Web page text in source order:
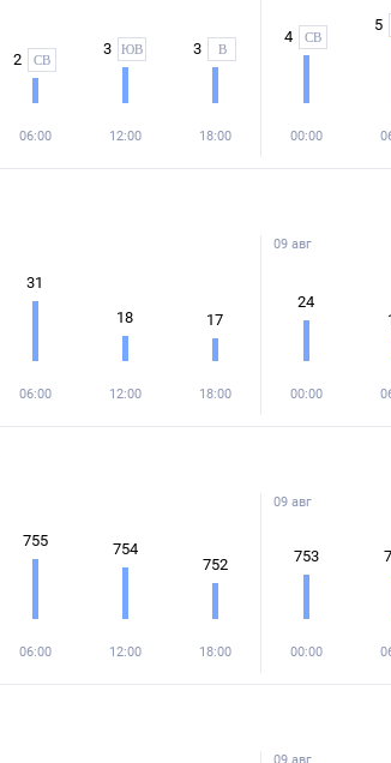
2 СВ
06:00
3 ЮВ
12:00
3 В
18:00
4 СВ
00:00
5
31
06:00
18
12:00
17
18:00
09 авг
24
00:00
755
06:00
754
12:00
752
18:00
09 авг
753
00:00